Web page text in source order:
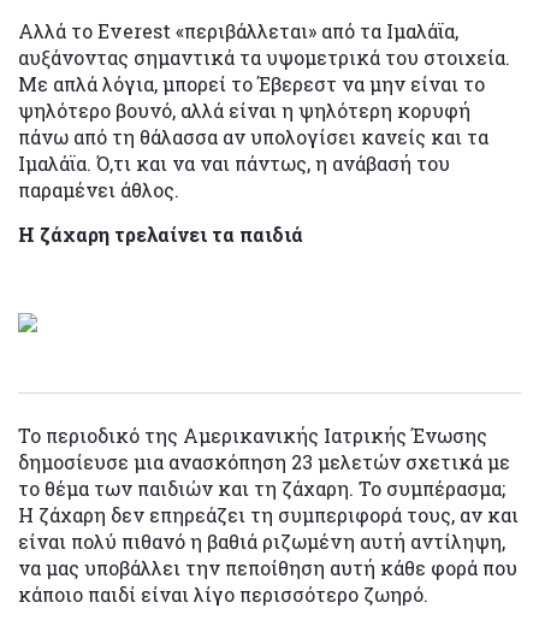
Αλλά το Everest «περιβάλλεται» από τα Ιμαλάϊα,
αυξάνοντας σημαντικά τα υψομετρικά του στοιχεία.
Με απλά λόγια, μπορεί το Έβερεστ να μην είναι το
ψηλότερο βουνό, αλλά είναι η ψηλότερη κορυφή
πάνω από τη θάλασσα αν υπολογίσει κανείς και τα
Ιμαλάϊα. Ό,τι και να ναι πάντως, η ανάβασή του
παραμένει άθλος.
Η ζάχαρη τρελαίνει τα παιδιά
Το περιοδικό της Αμερικανικής Ιατρικής Ένωσης
δημοσίευσε μια ανασκόπηση 23 μελετών σχετικά με
το θέμα των παιδιών και τη ζάχαρη. Το συμπέρασμα;
Η ζάχαρη δεν επηρεάζει τη συμπεριφορά τους, αν και
είναι πολύ πιθανό η βαθιά ριζωμένη αυτή αντίληψη,
να μας υποβάλλει την πεποίθηση αυτή κάθε φορά που
κάποιο παιδί είναι λίγο περισσότερο ζωηρό.